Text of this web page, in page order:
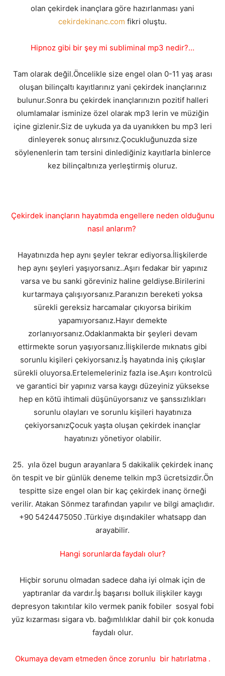
olan çekirdek inançlara göre hazırlanması yani
cekirdekinanc.com fikri oluştu.
Hipnoz gibi bir şey mi subliminal mp3 nedir?…
Tam olarak değil.Öncelikle size engel olan 0-11 yaş arası
oluşan bilinçaltı kayıtlarınız yani çekirdek inançlarınız
bulunur.Sonra bu çekirdek inançlarınızın pozitif halleri
olumlamalar isminize özel olarak mp3 lerin ve müziğin
içine gizlenir.Siz de uykuda ya da uyanıkken bu mp3 leri
dinleyerek sonuç alırsınız.Çocukluğunuzda size
söylenenlerin tam tersini dinlediğiniz kayıtlarla binlerce
kez bilinçaltınıza yerleştirmiş oluruz.
Çekirdek inançların hayatımda engellere neden olduğunu
nasıl anlarım?
Hayatınızda hep aynı şeyler tekrar ediyorsa.İlişkilerde
hep aynı şeyleri yaşıyorsanız..Aşırı fedakar bir yapınız
varsa ve bu sanki göreviniz haline geldiyse.Birilerini
kurtarmaya çalışıyorsanız.Paranızın bereketi yoksa
sürekli gereksiz harcamalar çıkıyorsa birikim
yapamıyorsanız.Hayır demekte
zorlanıyorsanız.Odaklanmakta bir şeyleri devam
ettirmekte sorun yaşıyorsanız.İlişkilerde mıknatıs gibi
sorunlu kişileri çekiyorsanız.İş hayatında iniş çıkışlar
sürekli oluyorsa.Ertelemeleriniz fazla ise.Aşırı kontrolcü
ve garantici bir yapınız varsa kaygı düzeyiniz yüksekse
hep en kötü ihtimali düşünüyorsanız ve şanssızlıkları
sorunlu olayları ve sorunlu kişileri hayatınıza
çekiyorsanızÇocuk yaşta oluşan çekirdek inançlar
hayatınızı yönetiyor olabilir.
25. yıla özel bugun arayanlara 5 dakikalik çekirdek inanç
ön tespit ve bir günlük deneme telkin mp3 ücretsizdir.Ön
tespitte size engel olan bir kaç çekirdek inanç örneği
verilir. Atakan Sönmez tarafından yapılır ve bilgi amaçlıdır.
+90 5424475050 .Türkiye dışındakiler whatsapp dan
arayabilir.
Hangi sorunlarda faydalı olur?
Hiçbir sorunu olmadan sadece daha iyi olmak için de
yaptıranlar da vardır.İş başarısı bolluk ilişkiler kaygı
depresyon takıntılar kilo vermek panik fobiler sosyal fobi
yüz kızarması sigara vb. bağımlılıklar dahil bir çok konuda
faydalı olur.
Okumaya devam etmeden önce zorunlu bir hatırlatma .